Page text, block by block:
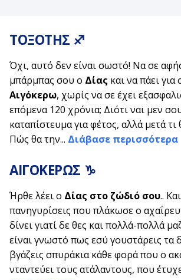
ΤΟΞΟΤΗΣ ♐
Όχι, αυτό δεν είναι σωστό! Να σε
μπάρμπας σου ο Δίας και να πάει για
Αιγόκερω, χωρίς να σε έχει
επόμενα 120 χρόνια; Διότι ναι μεν
καταπίστευμα για φέτος, αλλά μετά τι
Πώς θα την... Διάβασε περισσότερα
ΑΙΓΟΚΕΡΩΣ ♑
Ήρθε λέει ο Δίας στο ζώδιό σου..
πανηγυρίσεις που πλάκωσε ο
δίνει γιατί δε θες και πολλά-πολλά
είναι γνωστό πως εσύ γουστάρεις τα
βγάζεις σπυράκια κάθε φορά που ο
νταντεύει τους ατάλαντους, που